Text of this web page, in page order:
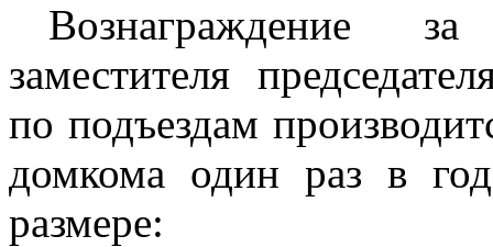
Вознаграждение
заместителя
по подъездам
домкома один раз в
размере: